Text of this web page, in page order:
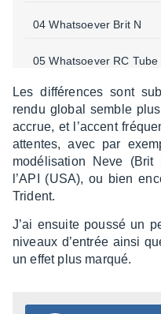
04 What­soe­ver Brit N
05 What­soe­ver RC Tube
06 What­soe­ver Trid
07 What­soe­ver USA
Les diffé­rences sont
rendu global semble
accrue, et l’ac­cent
attentes, avec par
modé­li­sa­tion Neve
l’API (USA), ou bien
Trident.
J’ai ensuite poussé un
niveaux d’en­trée ainsi
un effet plus marqué.